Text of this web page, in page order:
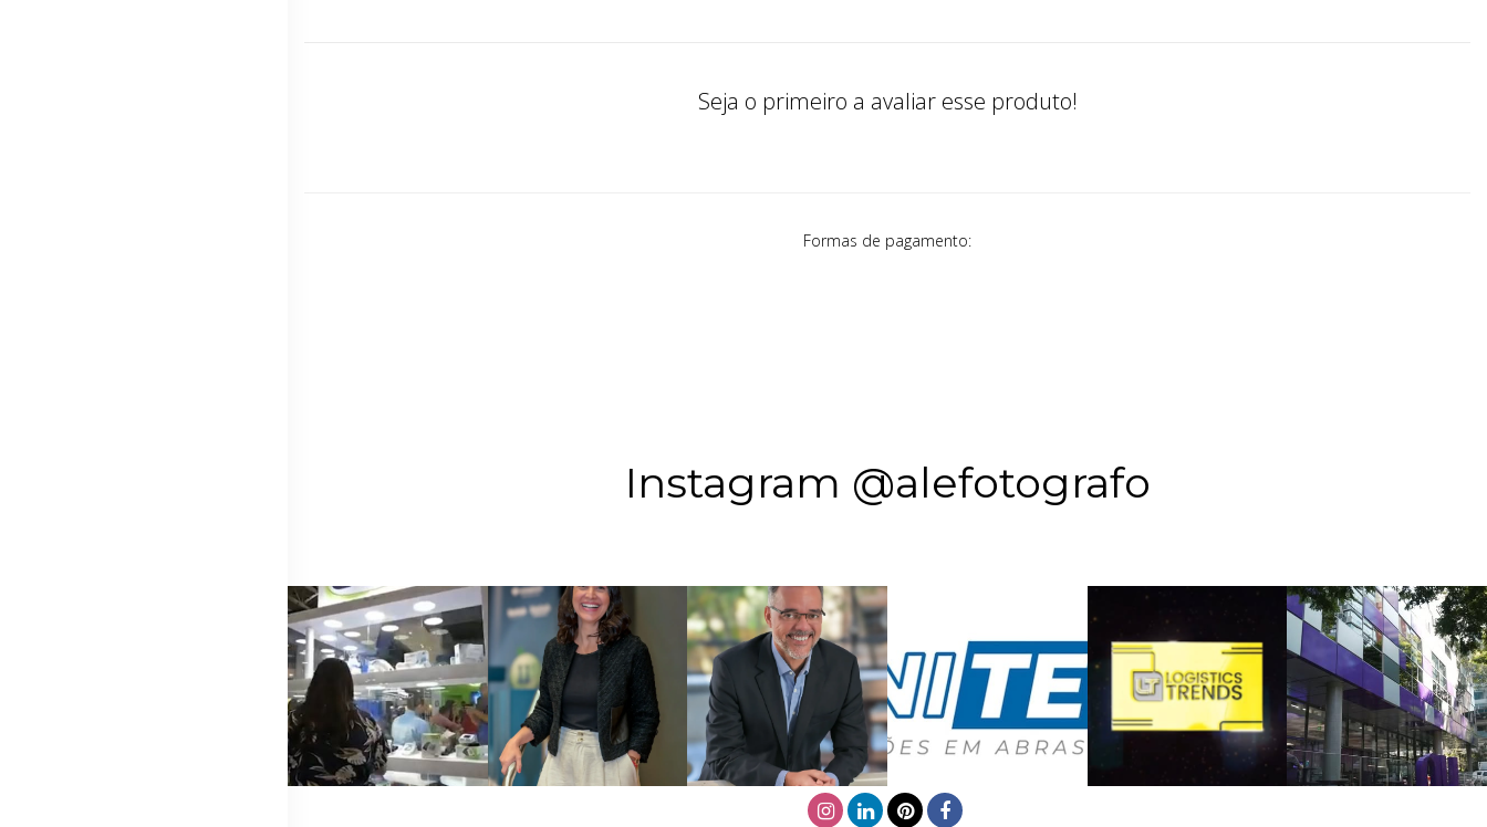
Seja o primeiro a avaliar esse produto!
Formas de pagamento:
Instagram @alefotografo